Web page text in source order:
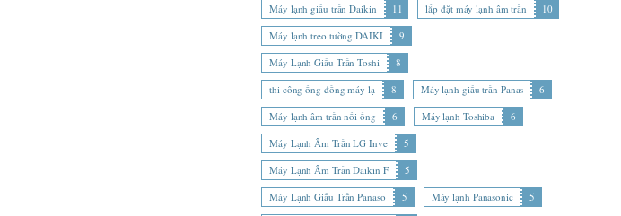
Máy lạnh giấu trần Daikin
11 lắp đặt máy lạnh âm trần
10
Máy lạnh treo tường DAIKI
9
Máy Lạnh Giấu Trần Toshi
8
thi công ống đồng máy lạ
8 Máy lạnh giấu trần Panas
6
Máy lạnh âm trần nối ống
6 Máy lạnh Toshiba
6
Máy Lạnh Âm Trần LG Inve
5
Máy Lạnh Âm Trần Daikin F
5
Máy Lạnh Giấu Trần Panaso
5 Máy lạnh Panasonic
5